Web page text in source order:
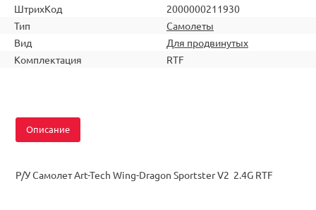
ШтрихКод
2000000211930
Тип
Самолеты
Вид
Для продвинутых
Комплектация
RTF
Описание
Р/У Самолет Art-Tech Wing-Dragon Sportster V2 2.4G RTF